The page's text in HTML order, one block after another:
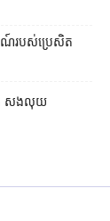
រណ៍​របស់​ប្រេសិត
តូ សង​លុយ